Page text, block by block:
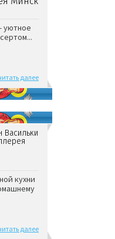
уютное
далее
Васильки
кухни
далее